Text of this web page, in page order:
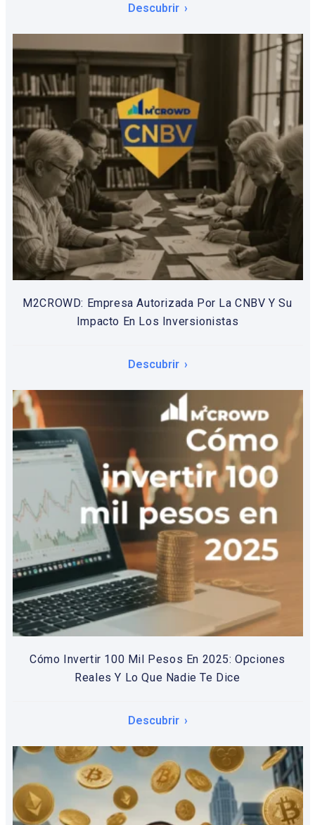
Descubrir
M2CROWD: Empresa Autorizada Por La CNBV Y Su
Impacto En Los Inversionistas
Descubrir
Cómo Invertir 100 Mil Pesos En 2025: Opciones
Reales Y Lo Que Nadie Te Dice
Descubrir